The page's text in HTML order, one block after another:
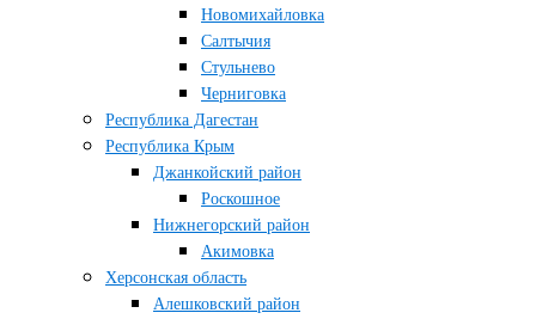
Новомихайловка
Салтычия
Стульнево
Черниговка
Республика Дагестан
Республика Крым
Джанкойский район
Роскошное
Нижнегорский район
Акимовка
Херсонская область
Алешковский район